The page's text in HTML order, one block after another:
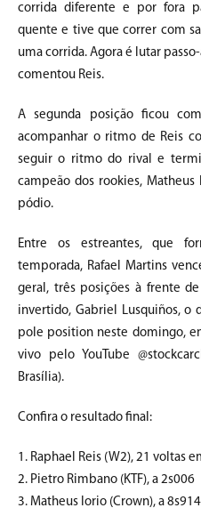
corrida diferente e por fora
quente e tive que correr com
uma corrida. Agora é lutar
comentou Reis.
A segunda posição ficou
acompanhar o ritmo de Reis
seguir o ritmo do rival e
campeão dos rookies,
pódio.
Entre os estreantes, que
temporada, Rafael Martins
geral, três posições à frente
invertido, Gabriel Lusquiños, o
pole position neste domingo,
vivo pelo YouTube
Brasília).
Confira o resultado final:
1. Raphael Reis (W2), 21 voltas
2. Pietro Rimbano (KTF), a 2s006
3. Matheus Iorio (Crown), a 8s914